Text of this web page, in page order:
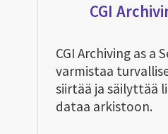
CGI
CGI Archiving as a
varmistaa
siirtää ja säilyttää
dataa arkistoon.